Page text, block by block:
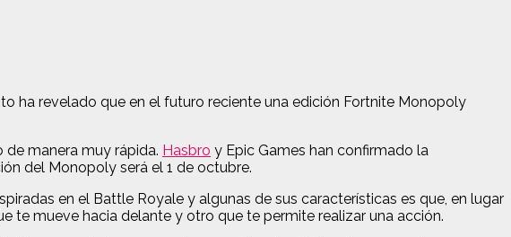
ha revelado que en el futuro reciente una edición Fortnite Monopoly
manera muy rápida. Hasbro y Epic Games han confirmado la
del Monopoly será el 1 de octubre.
en el Battle Royale y algunas de sus características es que, en lugar
te mueve hacia delante y otro que te permite realizar una acción.